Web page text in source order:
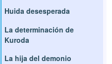
Huida desesperada
La determinación de
Kuroda
La hija del demonio